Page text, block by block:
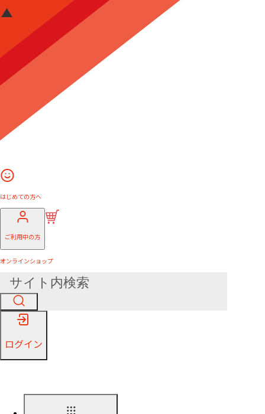
はじめての方へ
ご利用中の方
オンラインショップ
ログイン